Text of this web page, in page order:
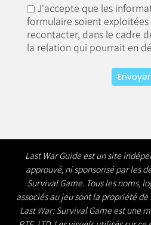
J'accepte que les
formulaire soient
recontacter, dans le cadre
la relation qui pourrait en
Last War Guide est un site
approuvé, ni sponsorisé par les
Survival Game. Tous les noms,
associés au jeu sont la propriété
Last War: Survival Game est une